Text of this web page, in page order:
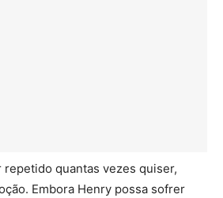
repetido quantas vezes quiser,
Embora Henry possa sofrer